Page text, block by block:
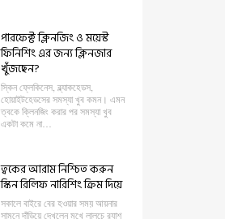
পারফেক্ট ক্লিনজিং ও ময়েস্ট
ফিনিশিং এর জন্য ক্লিনজার
খুঁজছেন?
স্কিন ফ্লেকিনেস, ব্ল্যাকহেডস,
হোয়াইটহেডসের সমস্যা খুব কমন। এমন
ত্বকে ক্লিনজিং করার পর সমস্যা খুব
একটা কমে না…
ত্বকের আরাম নিশ্চিত করুন
স্কিন রিলিফ নারিশিং ক্রিম দিয়ে
সকালে বাইরে বের হওয়ার সময় আয়নার
সামনে দাঁড়িয়ে দেখলেন মুখে লালচে র‍্যাশ